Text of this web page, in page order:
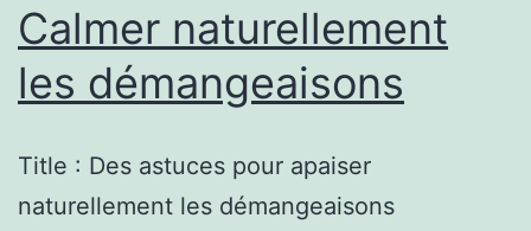
Calmer naturellement
les démangeaisons
Title : Des astuces pour apaiser
naturellement les démangeaisons